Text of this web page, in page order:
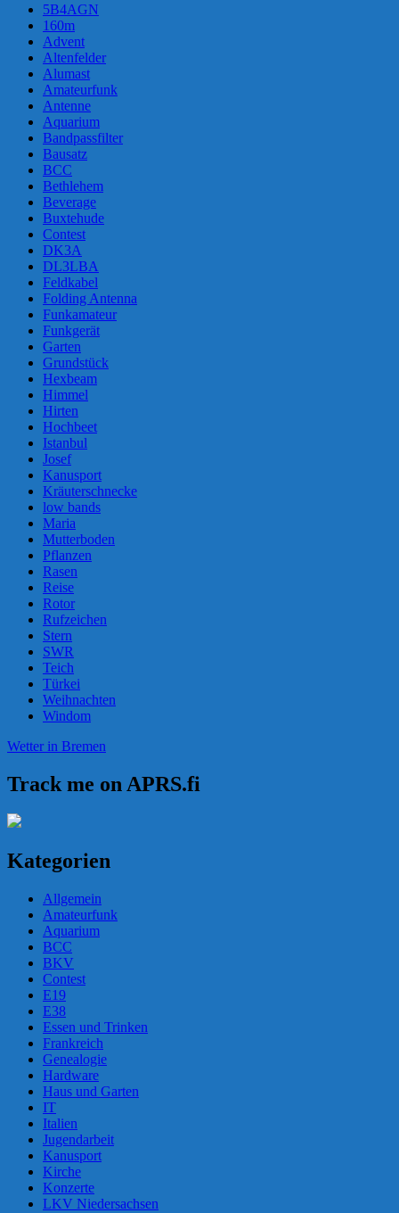
5B4AGN
160m
Advent
Altenfelder
Alumast
Amateurfunk
Antenne
Aquarium
Bandpassfilter
Bausatz
BCC
Bethlehem
Beverage
Buxtehude
Contest
DK3A
DL3LBA
Feldkabel
Folding Antenna
Funkamateur
Funkgerät
Garten
Grundstück
Hexbeam
Himmel
Hirten
Hochbeet
Istanbul
Josef
Kanusport
Kräuterschnecke
low bands
Maria
Mutterboden
Pflanzen
Rasen
Reise
Rotor
Rufzeichen
Stern
SWR
Teich
Türkei
Weihnachten
Windom
Wetter in Bremen
Track me on APRS.fi
Kategorien
Allgemein
Amateurfunk
Aquarium
BCC
BKV
Contest
E19
E38
Essen und Trinken
Frankreich
Genealogie
Hardware
Haus und Garten
IT
Italien
Jugendarbeit
Kanusport
Kirche
Konzerte
LKV Niedersachsen